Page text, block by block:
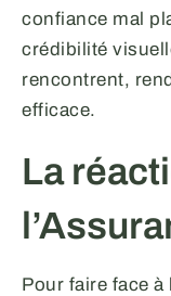
confiance mal
crédibilité
rencontrent,
efficace.
La
Pour faire face à